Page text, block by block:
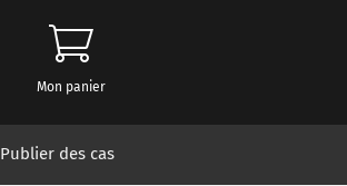
Mon panier
Publier des cas